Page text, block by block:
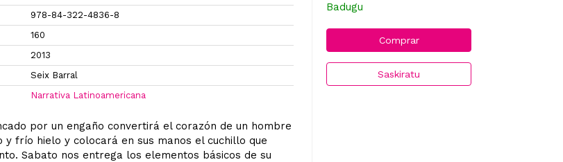
Badugu
Comprar
Saskiratu
978-84-322-4836-8
160
2013
Seix Barral
Narrativa Latinoamericana
por un engaño convertirá el corazón de un hombre
y frío hielo y colocará en sus manos el cuchillo que
Sabato nos entrega los elementos básicos de su